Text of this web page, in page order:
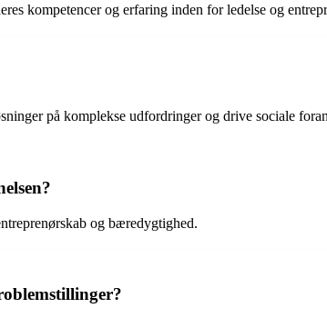
kompetencer og erfaring inden for ledelse og
på komplekse udfordringer og drive sociale
og bæredygtighed.